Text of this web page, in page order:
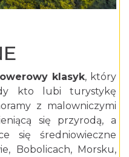
klasyk, który
kto lubi turystykę
z malowniczymi
się przyrodą, a
się średniowieczne
Bobolicach, Morsku,